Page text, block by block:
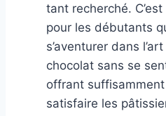
tant recherché.
pour les débutants
s’aventurer dans
chocolat sans se
offrant
satisfaire les